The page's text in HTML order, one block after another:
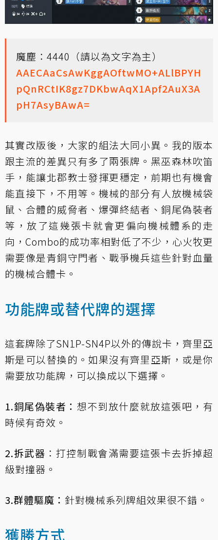
魔塵：4440（請以為文字為主）
AAECAaCsAwKggAOftwMO+ALlBPYH
pQnRCtIK8gz7DKbwAqX1Apf2AuX3A
pH7AsyBAwA=
其實改版後，大家的組法大同小異。我的版本
跟主流的差異只有多了兩張牌。黑巫森林吹笛
手，能讓北郡教士發揮更穩定，前期也有機會
能直接下，不用等。機械的部分有人放機械袋
鼠、合體的威脅者、爆彈終結者、銅尾偽裝者
等，放了這幾張卡就會更偏向機械體系的走
向，Combo的成功率相對低了不少，心火牧更
需要像是青銅守門者、戰爭機兵這些針對血量
的機械合體卡。
功能牌或替代牌的選擇
這套牌除了SN1P-SN4P以外的傳說卡，齊里亞
斯是可以替換的。如果沒有齊里亞斯，或是你
需要放功能牌，可以換成以下選擇。
1.銅尾偽裝者： 想不到放什麼就放這張吧，有
時候有奇效。
2.拆武器 ：打控制戰會滿需要這張卡去拆掉超
級對撞器。
3.群體驅魔： 針對機械系列牌組效果很不錯。
獲勝方式